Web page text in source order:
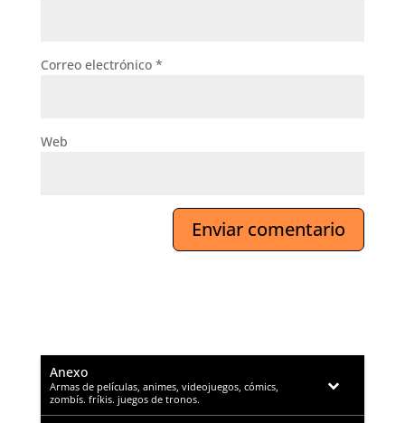
Correo electrónico *
Web
Anexo
–
Armas de películas, animes, videojuegos, cómics,
zombís. fríkis. juegos de tronos.